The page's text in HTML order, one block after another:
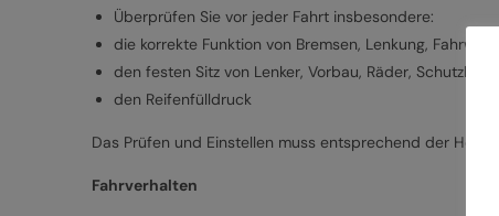
Überprüfen Sie vor jeder Fahrt insbesondere:
die korrekte Funktion von Bremsen, Lenkung, Fahrwerk
den festen Sitz von Lenker, Vorbau, Räder,
den Reifenfülldruck
Das Prüfen und Einstellen muss entsprechend der
Fahrverhalten